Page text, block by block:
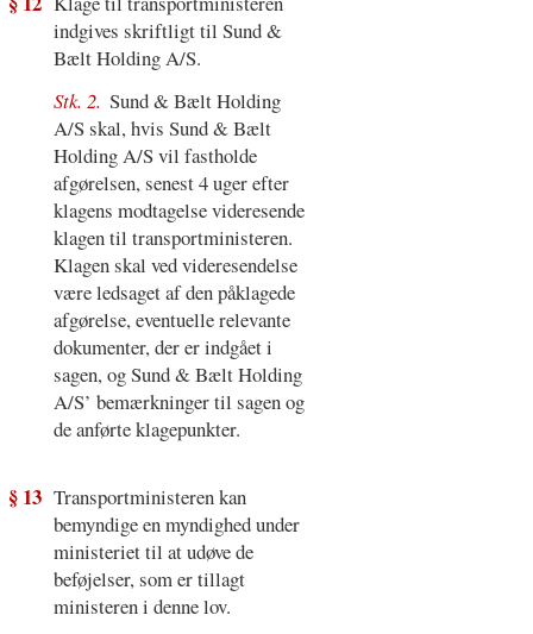
indgives skriftligt til Sund &
Bælt Holding A/S.
Stk. 2. Sund & Bælt Holding
A/S skal, hvis Sund & Bælt
Holding A/S vil fastholde
afgørelsen, senest 4 uger efter
klagens modtagelse videresende
klagen til transportministeren.
Klagen skal ved videresendelse
være ledsaget af den påklagede
afgørelse, eventuelle relevante
dokumenter, der er indgået i
sagen, og Sund & Bælt Holding
A/S’ bemærkninger til sagen og
de anførte klagepunkter.
§ 13 Transportministeren kan
bemyndige en myndighed under
ministeriet til at udøve de
beføjelser, som er tillagt
ministeren i denne lov.